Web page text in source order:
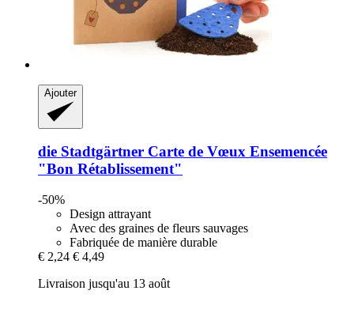
Ajouter
die Stadtgärtner Carte de Vœux Ensemencée
"Bon Rétablissement"
-50%
Design attrayant
Avec des graines de fleurs sauvages
Fabriquée de manière durable
€ 2,24 € 4,49
Livraison jusqu'au 13 août